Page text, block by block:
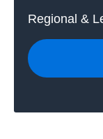
Regional &